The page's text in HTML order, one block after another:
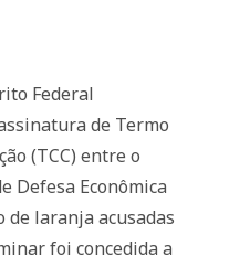
Federal
de Termo
(TCC) entre o
Defesa Econômica
de laranja acusadas
foi concedida a